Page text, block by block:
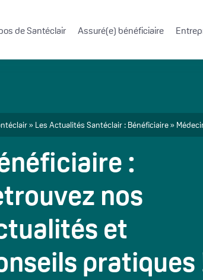
de Santéclair
Assuré(e) bénéficiaire
d'Ariane Les Actualités Santéclair : Bénéficiaire
:
nos
et
pratiques